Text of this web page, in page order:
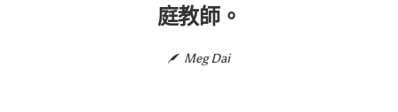
庭教師。
Meg Dai